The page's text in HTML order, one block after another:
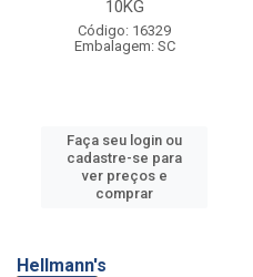
10KG
Código: 16329
Embalagem: SC
Faça seu login ou
cadastre-se para
ver preços e
comprar
Hellmann's